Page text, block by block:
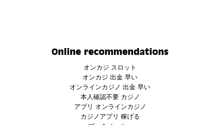
Online recommendations
オンカジ スロット
オンカジ 出金 早い
オンラインカジノ 出金 早い
本人確認不要 カジノ
アプリ オンラインカジノ
カジノアプリ 稼げる